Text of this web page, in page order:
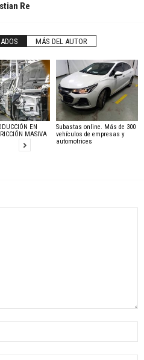
Re
MÁS DEL AUTOR
EN
MASIVA
Subastas online. Más de 300
vehículos de empresas y
automotrices